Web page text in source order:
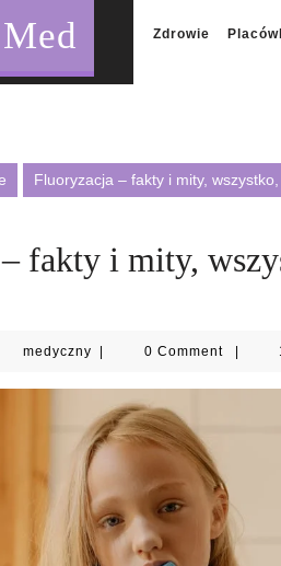
Zdrowie
Fluoryzacja – fakty i mity,
fakty i mity,
medyczny medyczny0 Comment